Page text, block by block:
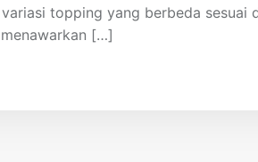
topping yang berbeda sesuai
[…]